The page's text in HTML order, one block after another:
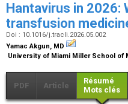
Hantavirus in 2026:
transfusion
Doi : 10.1016/j.tracli.2026.05.002
Yamac Akgun, MD
University of Miami Miller School of
PDF Article
Résumé
Mots clés